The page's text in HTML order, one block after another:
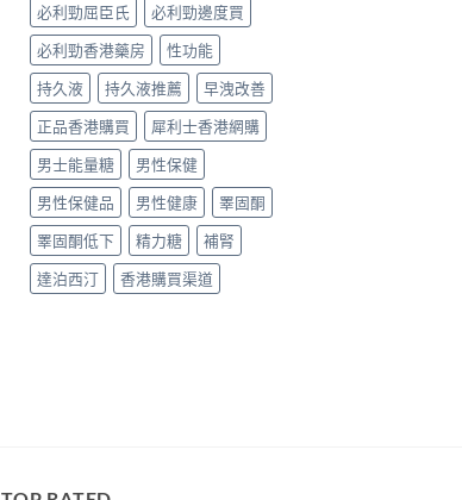
必利勁屈臣氏
必利勁邊度買
必利勁香港藥房
性功能
持久液
持久液推薦
早洩改善
正品香港購買
犀利士香港網購
男士能量糖
男性保健
男性保健品
男性健康
睪固酮
睪固酮低下
精力糖
補腎
達泊西汀
香港購買渠道